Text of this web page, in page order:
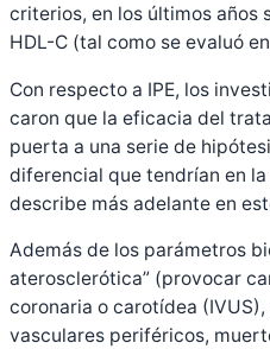
criterios, en los últimos años
HDL-C (tal como se evaluó
Con respecto a IPE, los
caron que la eficacia del
puerta a una serie de
diferencial que tendrían en
describe más adelante en
Además de los parámetros
aterosclerótica” (provocar
coronaria o carotídea
vasculares periféricos,